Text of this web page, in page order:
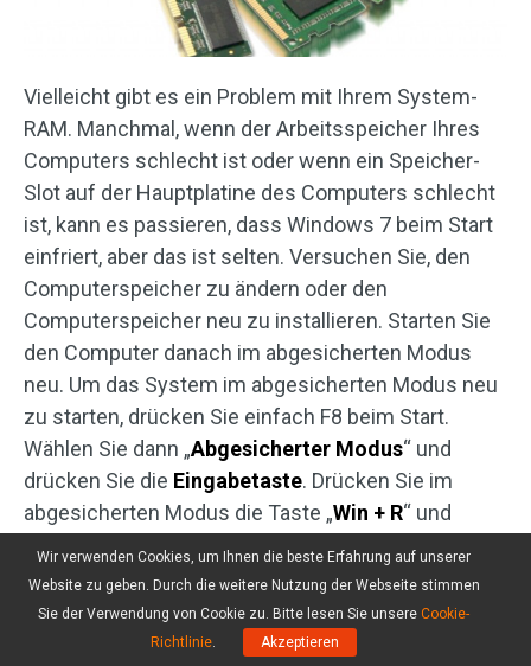
Vielleicht gibt es ein Problem mit Ihrem System-
RAM. Manchmal, wenn der Arbeitsspeicher Ihres
Computers schlecht ist oder wenn ein Speicher-
Slot auf der Hauptplatine des Computers schlecht
ist, kann es passieren, dass Windows 7 beim Start
einfriert, aber das ist selten. Versuchen Sie, den
Computerspeicher zu ändern oder den
Computerspeicher neu zu installieren. Starten Sie
den Computer danach im abgesicherten Modus
neu. Um das System im abgesicherten Modus neu
zu starten, drücken Sie einfach F8 beim Start.
Wählen Sie dann „Abgesicherter Modus“ und
drücken Sie die Eingabetaste. Drücken Sie im
abgesicherten Modus die Taste „Win + R“ und
geben Sie einfach „
MSCONFIG
“ ein und dann
drücken Sie „ OK“. Hier führen Sie bitte einen
sauberen Start aus, indem Sie alle Optionen unter
Benutzerdefinierter Systemstart
Wir verwenden Cookies, um Ihnen die beste Erfahrung auf unserer
Website zu geben. Durch die weitere Nutzung der Webseite stimmen
Sie der Verwendung von Cookie zu. Bitte lesen Sie unsere Cookie-
Richtlinie. Akzeptieren